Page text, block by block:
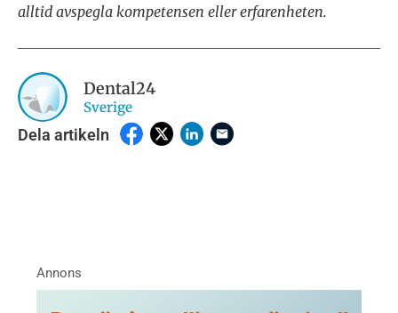
alltid avspegla kompetensen eller erfarenheten.
Dental24
Sverige
Dela artikeln